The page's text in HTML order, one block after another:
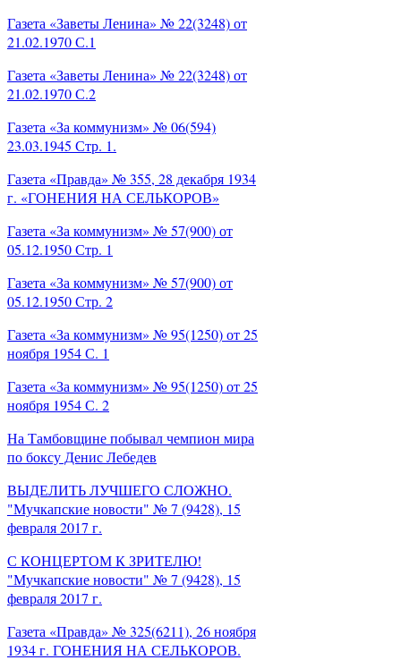
Газета «Заветы Ленина» № 22(3248) от
21.02.1970 С.1
Газета «Заветы Ленина» № 22(3248) от
21.02.1970 С.2
Газета «За коммунизм» № 06(594)
23.03.1945 Стр. 1.
Газета «Правда» № 355, 28 декабря 1934
г. «ГОНЕНИЯ НА СЕЛЬКОРОВ»
Газета «За коммунизм» № 57(900) от
05.12.1950 Стр. 1
Газета «За коммунизм» № 57(900) от
05.12.1950 Стр. 2
Газета «За коммунизм» № 95(1250) от 25
ноября 1954 С. 1
Газета «За коммунизм» № 95(1250) от 25
ноября 1954 С. 2
На Тамбовщине побывал чемпион мира
по боксу Денис Лебедев
ВЫДЕЛИТЬ ЛУЧШЕГО СЛОЖНО.
"Мучкапские новости" № 7 (9428), 15
февраля 2017 г.
С КОНЦЕРТОМ К ЗРИТЕЛЮ!
"Мучкапские новости" № 7 (9428), 15
февраля 2017 г.
Газета «Правда» № 325(6211), 26 ноября
1934 г. ГОНЕНИЯ НА СЕЛЬКОРОВ.